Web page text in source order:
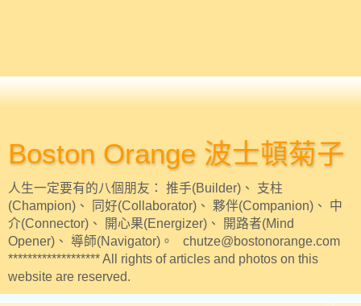
Boston Orange 波士頓菊子
人生一定要有的八個朋友： 推手(Builder)、 支柱
(Champion)、 同好(Collaborator)、 夥伴(Companion)、 中
介(Connector)、 開心果(Energizer)、 開路者(Mind
Opener)、 導師(Navigator)。 chutze@bostonorange.com
******************* All rights of articles and photos on this
website are reserved.